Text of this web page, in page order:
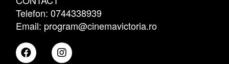
Telefon: 0744338939
Email: program@cinemavictoria.ro